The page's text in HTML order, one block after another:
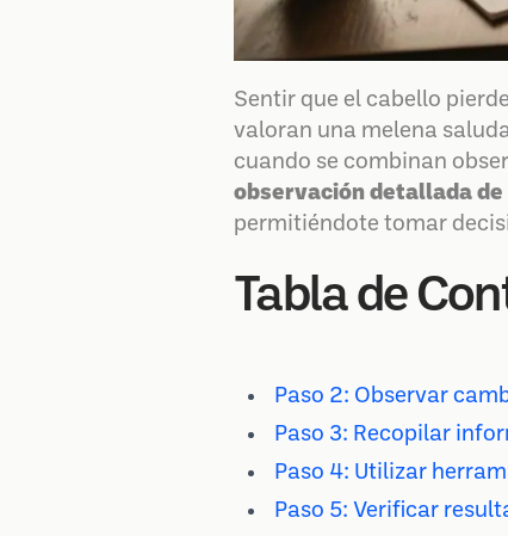
Sentir que el cabello
valoran una melena
cuando se combinan
observación detallada
permitiéndote tomar
Tabla de
Paso 2: Observar
Paso 3: Recopilar
Paso 4: Utilizar
Paso 5: Verificar